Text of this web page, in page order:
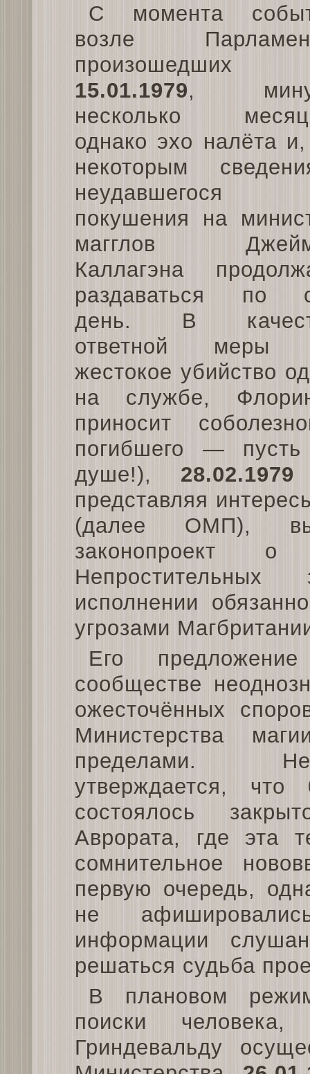
С момента
возле
произошедших
15.01.1979,
несколько
однако эхо налёта
некоторым
неудавшегося
покушения на
магглов
Каллагэна
раздаваться по
день. В
ответной меры
жестокое убийство
на службе,
приносит
погибшего —
душе!), 28.02.1979
представляя
(далее ОМП),
законопроект о
исполнении
угрозами
Его
сообществе
ожесточённых
Министерства
пределами.
утверждается, что
состоялось
Аврората, где эта
сомнительное
первую очередь,
не
информации
решаться судьба
В плановом
поиски
Гриндевальду